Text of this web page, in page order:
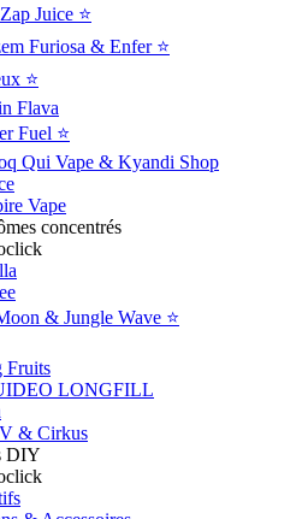
Juice ⭐️
Furiosa & Enfer ⭐️
⭐️
Flava
Fuel ⭐️
Qui Vape & Kyandi Shop
Vape
concentrés
& Jungle Wave ⭐️
Fruits
LONGFILL
& Cirkus
DIY